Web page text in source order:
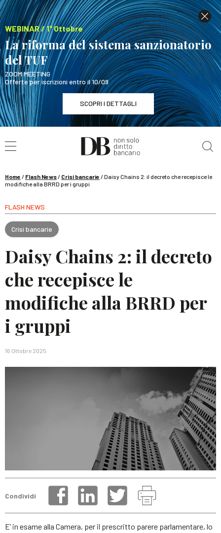
WEBINAR / 1° Ottobre
La riforma del sistema sanzionatorio
del TUF
ZOOM MEETING
Offerte per iscrizioni entro il 10/09
SCOPRI I DETTAGLI
WEBINAR / 1° Ottobre
La riforma del sistema sanzionatorio del TUF
Home / Flash News/ Crisi bancarie /Daisy Chains 2: il decreto che recepisce le
modifiche alla BRRD per i gruppi
FLASH NEWS
Crisi bancarie
Daisy Chains 2: il decreto
che recepisce le
modifiche alla BRRD per
i gruppi
16 Ottobre 2025
Condividi
E’ in esame alla Camera, per il prescritto parere parlamentare, lo